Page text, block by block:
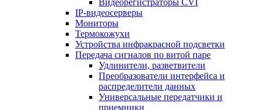
Видеорегистраторы CVI
IP-видеосерверы
Мониторы
Термокожухи
Устройства инфракрасной подсветки
Передача сигналов по витой паре
Удлинители, разветвители
Преобразователи интерфейса и
распределители данных
Универсальные передатчики и
приемники